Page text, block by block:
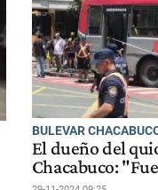
BULEVAR
El dueño del
Chacabuco: